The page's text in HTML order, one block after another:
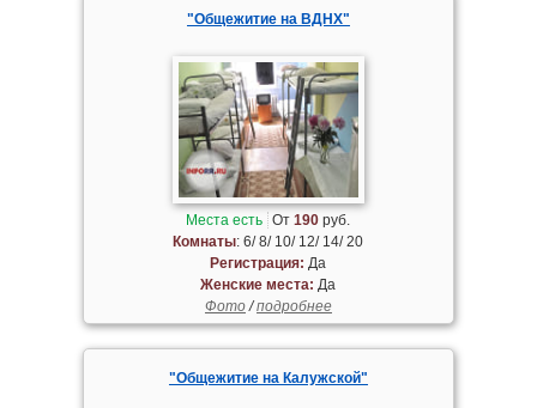
"Общежитие на ВДНХ"
Места есть От190 руб.
Комнаты: 6/ 8/ 10/ 12/ 14/ 20
Регистрация: Да
Женские места: Да
Фото/подробнее
"Общежитие на Калужской"